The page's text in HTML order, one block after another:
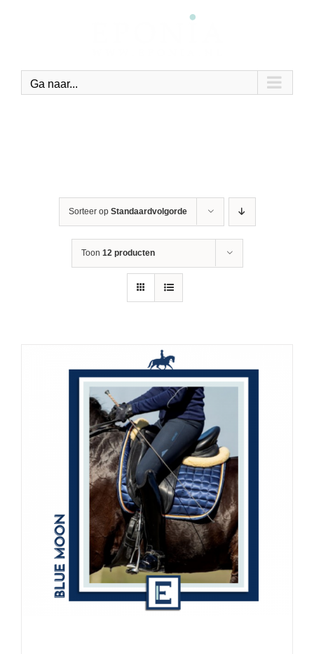
Ga naar...
Sorteer op Standaardvolgorde
Toon 12 producten